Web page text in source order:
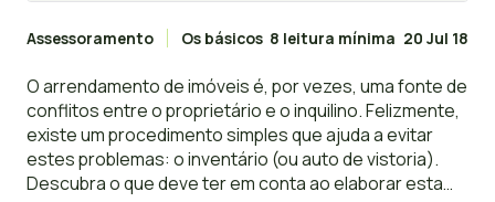
Assessoramento Os básicos 8 leitura mínima 20 Jul 18
O arrendamento de imóveis é, por vezes, uma fonte de
conflitos entre o proprietário e o inquilino. Felizmente,
existe um procedimento simples que ajuda a evitar
estes problemas: o inventário (ou auto de vistoria).
Descubra o que deve ter em conta ao elaborar esta